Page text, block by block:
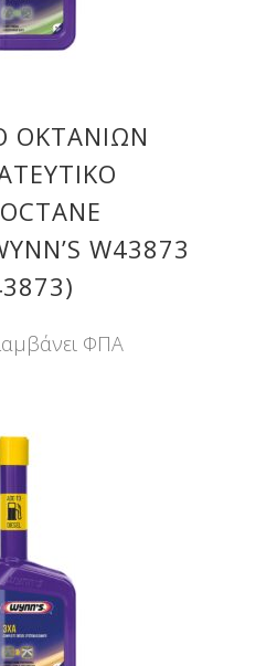
ΟΚΤΑΝΊΩΝ
W43873
ΦΠΑ